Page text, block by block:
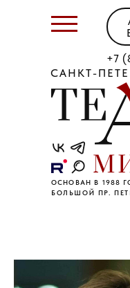
САНКТ-
ОСНОВАН В 1988
+7
БОЛЬШОЙ ПР.